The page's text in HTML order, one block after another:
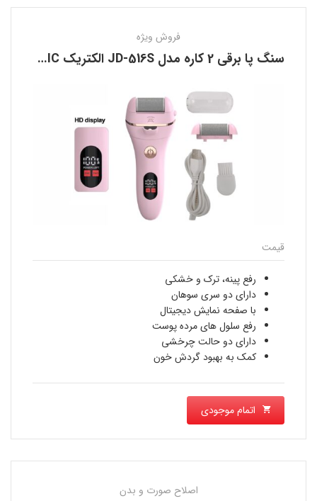
فروش ویژه
سنگ پا برقی 2 کاره مدل JD-516S الکتریک ELECTRIC
قیمت
رفع پینه، ترک و خشکی
دارای دو سری سوهان
با صفحه نمایش دیجیتال
رفع سلول های مرده پوست
دارای دو حالت چرخشی
کمک به بهبود گردش خون
اتمام موجودی
اصلاح صورت و بدن